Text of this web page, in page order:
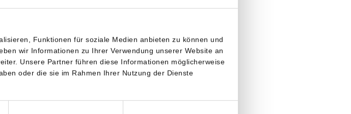
Funktionen für soziale Medien anbieten zu können und
wir Informationen zu Ihrer Verwendung unserer Website an
Unsere Partner führen diese Informationen möglicherweise
oder die sie im Rahmen Ihrer Nutzung der Dienste
setzen KI ein, um automatisch
Sicherheitssoftware austricksen sollen.